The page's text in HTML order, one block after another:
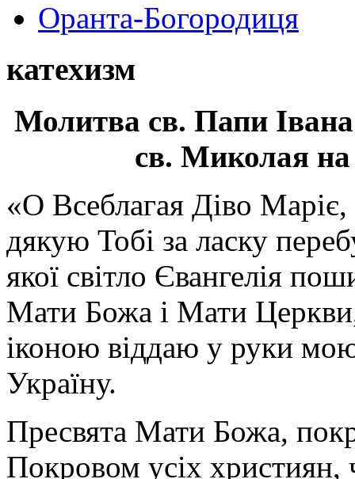
Оранта-Богородиця
катехизм
Молитва св. Папи
св. Миколая на
«О Всеблагая Діво
дякую Тобі за ласку
якої світло Євангелія
Мати Божа і Мати
іконою віддаю у руки
Україну.
Пресвята Мати Божа,
Покровом усіх християн,